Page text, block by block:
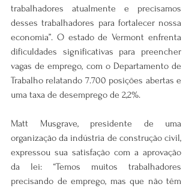
trabalhadores atualmente e precisamos
desses trabalhadores para fortalecer nossa
economia”. O estado de Vermont enfrenta
dificuldades significativas para preencher
vagas de emprego, com o Departamento de
Trabalho relatando 7.700 posições abertas e
uma taxa de desemprego de 2,2%.
Matt Musgrave, presidente de uma
organização da indústria de construção civil,
expressou sua satisfação com a aprovação
da lei: “Temos muitos trabalhadores
precisando de emprego, mas que não têm